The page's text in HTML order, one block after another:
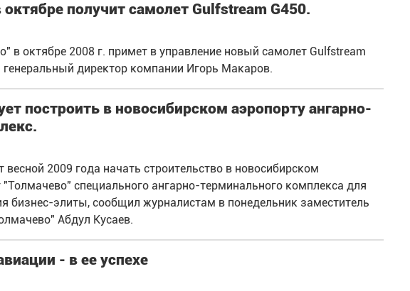
получит самолет Gulfstream G450.
в октябре 2008 г. примет в управление новый самолет Gulfstream
директор компании Игорь Макаров.
построить в новосибирском аэропорту ангарно-
2009 года начать строительство в новосибирском
специального ангарно-терминального комплекса для
бизнес-элиты, сообщил журналистам в понедельник заместитель
Абдул Кусаев.
- в ее успехе